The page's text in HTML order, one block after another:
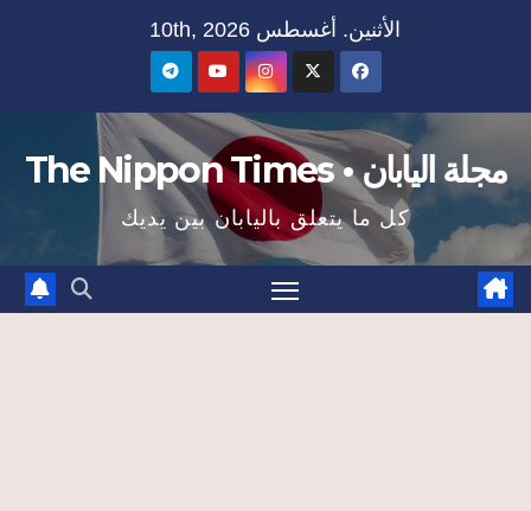
الأثنين. أغسطس 10th, 2026
مجلة اليابان • The Nippon Times
كل ما يتعلق باليابان بين يديك